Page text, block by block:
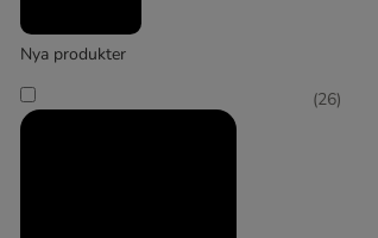
Feandrea
Nya produkter
(26)